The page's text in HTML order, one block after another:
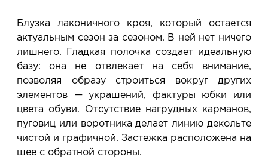
Блузка лаконичного кроя, который остается
актуальным сезон за сезоном. В ней нет ничего
лишнего. Гладкая полочка создает идеальную
базу: она не отвлекает на себя внимание,
позволяя образу строиться вокруг других
элементов — украшений, фактуры юбки или
цвета обуви. Отсутствие нагрудных карманов,
пуговиц или воротника делает линию декольте
чистой и графичной. Застежка расположена на
шее с обратной стороны.